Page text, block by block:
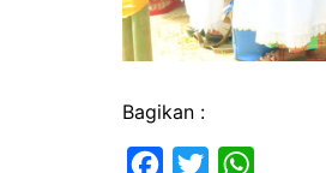
Bagikan :